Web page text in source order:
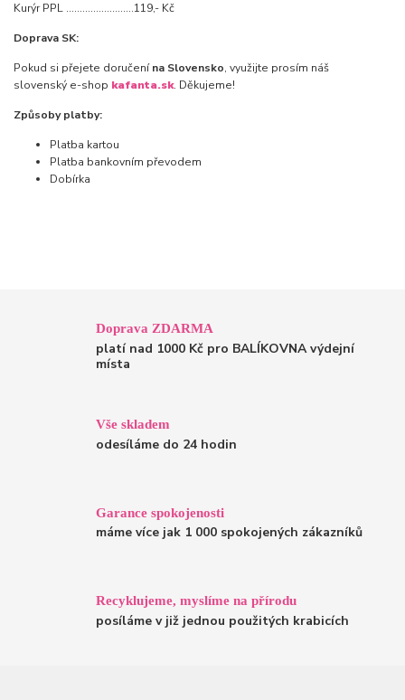
Kurýr PPL .........................119,- Kč
Doprava SK:
Pokud si přejete doručenína Slovensko, využijte prosím náš
slovenský e-shop kafanta.sk. Děkujeme!
Způsoby platby:
Platba kartou
Platba bankovním převodem
Dobírka
Doprava ZDARMA
platí nad 1000 Kč pro BALÍKOVNA výdejní
místa
Vše skladem
odesíláme do 24 hodin
Garance spokojenosti
máme více jak 1 000 spokojených zákazníků
Recyklujeme, myslíme na přírodu
posíláme v již jednou použitých krabicích